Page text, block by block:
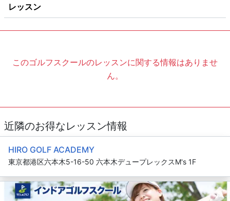
レッスン
このゴルフスクールのレッスンに関する情報はありませ
ん。
近隣のお得なレッスン情報
HIRO GOLF ACADEMY
東京都港区六本木5-16-50 六本木デュープレックスM's 1F